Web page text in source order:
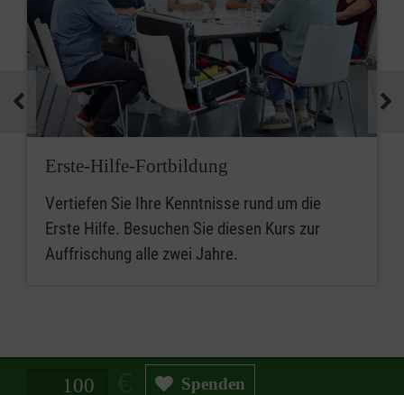
Erste-Hilfe-Fortbildung
Vertiefen Sie Ihre Kenntnisse rund um die
Erste Hilfe. Besuchen Sie diesen Kurs zur
Auffrischung alle zwei Jahre.
Spendenbetrag in Euro Spenden